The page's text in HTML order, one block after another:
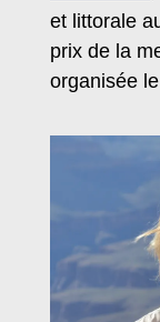
et littorale
prix de la
organisée